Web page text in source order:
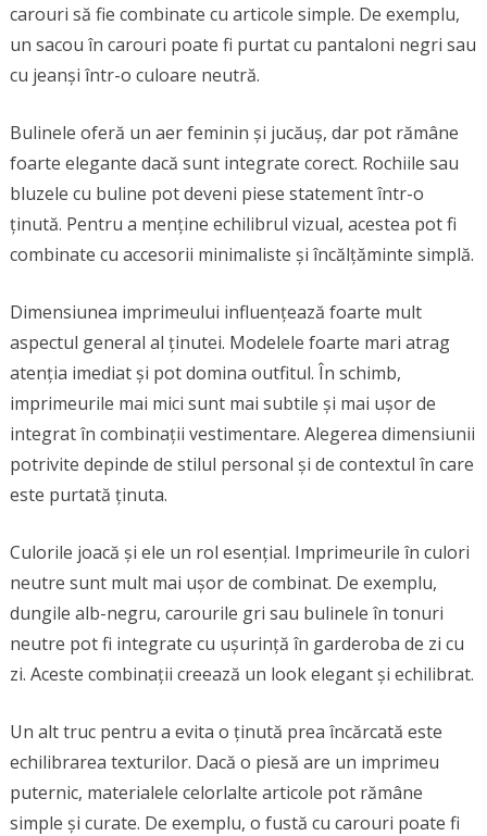
carouri să fie combinate cu articole simple. De exemplu,
un sacou în carouri poate fi purtat cu pantaloni negri sau
cu jeanși într-o culoare neutră.
Bulinele oferă un aer feminin și jucăuș, dar pot rămâne
foarte elegante dacă sunt integrate corect. Rochiile sau
bluzele cu buline pot deveni piese statement într-o
ținută. Pentru a menține echilibrul vizual, acestea pot fi
combinate cu accesorii minimaliste și încălțăminte simplă.
Dimensiunea imprimeului influențează foarte mult
aspectul general al ținutei. Modelele foarte mari atrag
atenția imediat și pot domina outfitul. În schimb,
imprimeurile mai mici sunt mai subtile și mai ușor de
integrat în combinații vestimentare. Alegerea dimensiunii
potrivite depinde de stilul personal și de contextul în care
este purtată ținuta.
Culorile joacă și ele un rol esențial. Imprimeurile în culori
neutre sunt mult mai ușor de combinat. De exemplu,
dungile alb-negru, carourile gri sau bulinele în tonuri
neutre pot fi integrate cu ușurință în garderoba de zi cu
zi. Aceste combinații creează un look elegant și echilibrat.
Un alt truc pentru a evita o ținută prea încărcată este
echilibrarea texturilor. Dacă o piesă are un imprimeu
puternic, materialele celorlalte articole pot rămâne
simple și curate. De exemplu, o fustă cu carouri poate fi